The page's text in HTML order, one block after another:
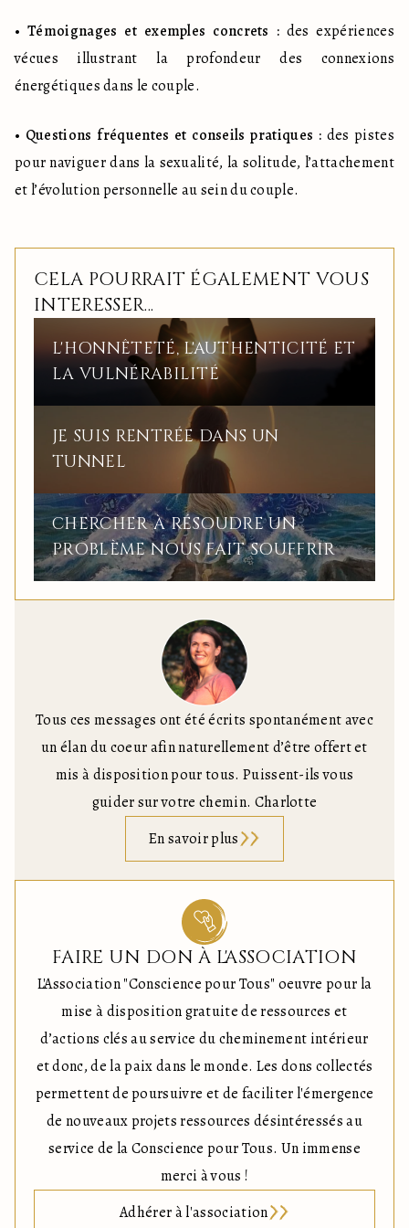
• Témoignages et exemples concrets : des expériences
vécues illustrant la profondeur des connexions
énergétiques dans le couple.
• Questions fréquentes et conseils pratiques : des pistes
pour naviguer dans la sexualité, la solitude, l’attachement
et l’évolution personnelle au sein du couple.
CELA POURRAIT ÉGALEMENT VOUS
INTERESSER...
L'HONNÊTETÉ, L'AUTHENTICITÉ ET
LA VULNÉRABILITÉ
JE SUIS RENTRÉE DANS UN
TUNNEL
CHERCHER À RÉSOUDRE UN
PROBLÈME NOUS FAIT SOUFFRIR
Tous ces messages ont été écrits spontanément avec
un élan du coeur afin naturellement d’être offert et
mis à disposition pour tous. Puissent-ils vous
guider sur votre chemin. Charlotte
En savoir plus
FAIRE UN DON À L'ASSOCIATION
L'Association "Conscience pour Tous" oeuvre pour la
mise à disposition gratuite de ressources et
d’actions clés au service du cheminement intérieur
et donc, de la paix dans le monde. Les dons collectés
permettent de poursuivre et de faciliter l'émergence
de nouveaux projets ressources désintéressés au
service de la Conscience pour Tous. Un immense
merci à vous !
Adhérer à l'association